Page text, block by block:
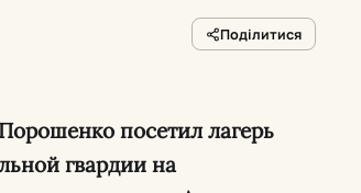
Поділитися
посетил лагерь
гвардии на